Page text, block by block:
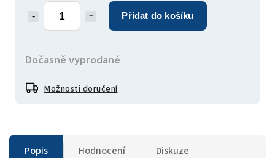
Přidat do košíku
Dočasně vyprodané
Možnosti doručení
Popis Hodnocení Diskuze